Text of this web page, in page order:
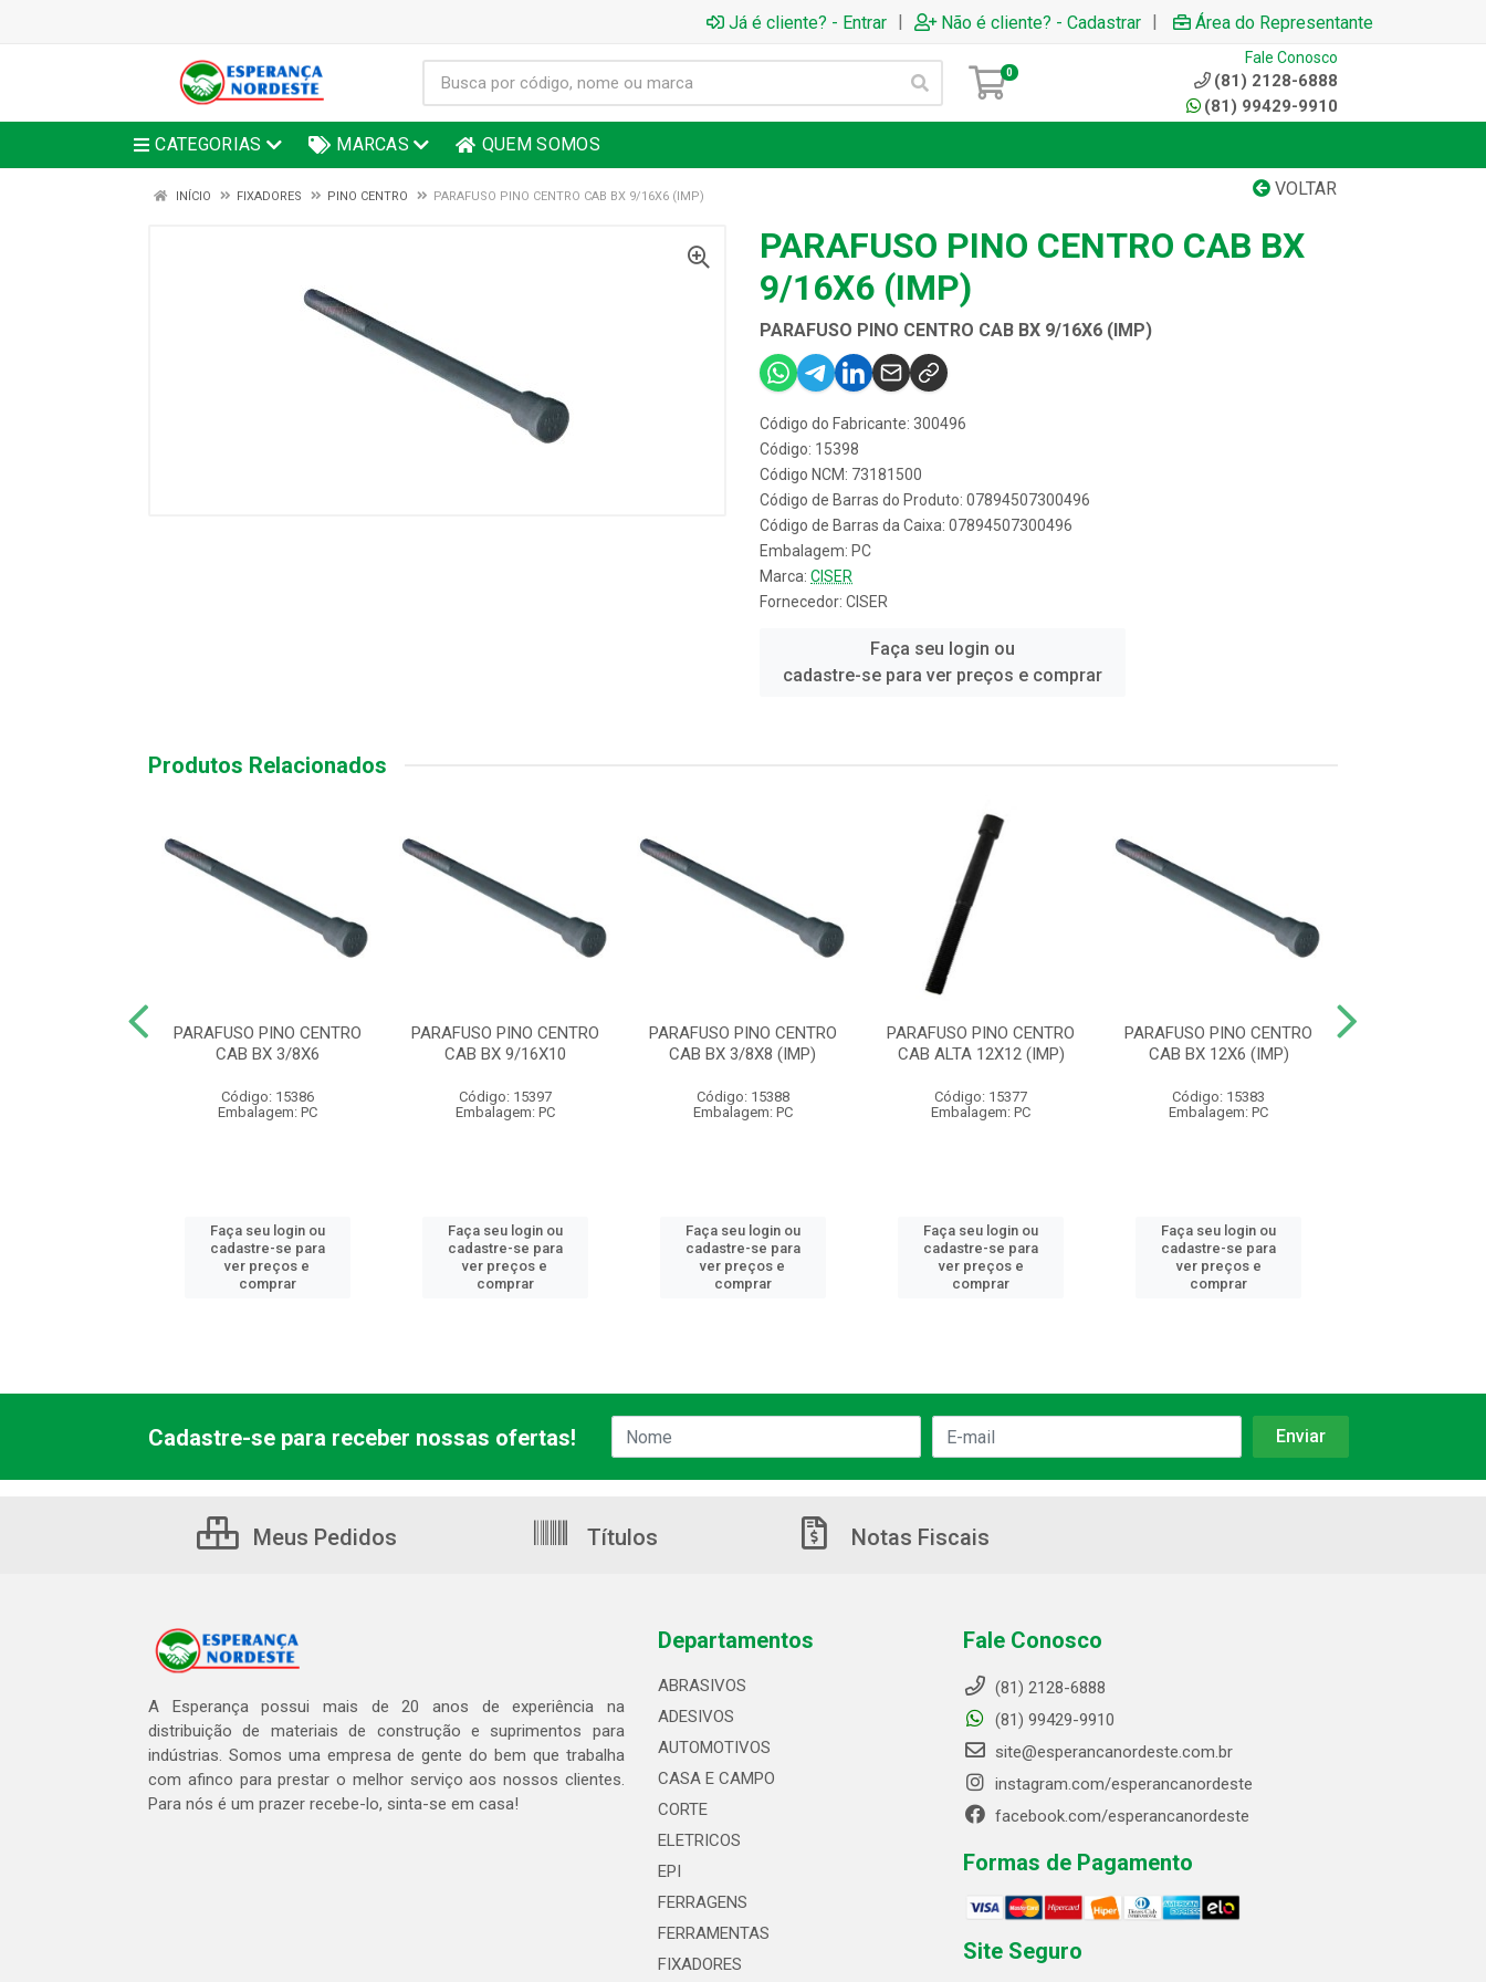
Já é cliente? - Entrar | Não é cliente? - Cadastrar | Área do Representante
0
Fale Conosco
(81) 2128-6888
(81) 99429-9910
CATEGORIAS MARCAS QUEM SOMOS
VOLTAR
INÍCIO FIXADORES PINO CENTRO PARAFUSO PINO CENTRO CAB BX 9/16X6 (IMP)
PARAFUSO PINO CENTRO CAB BX
9/16X6 (IMP)
PARAFUSO PINO CENTRO CAB BX 9/16X6 (IMP)
Código do Fabricante: 300496
Código: 15398
Código NCM: 73181500
Código de Barras do Produto: 07894507300496
Código de Barras da Caixa: 07894507300496
Embalagem: PC
Marca: CISER
Fornecedor: CISER
Faça seu login ou
cadastre-se para ver preços e comprar
Produtos Relacionados
PARAFUSO PINO CENTRO
CAB BX 3/8X6
Código: 15386
Embalagem: PC
Faça seu login ou
cadastre-se para
ver preços e
comprar
PARAFUSO PINO CENTRO
CAB BX 9/16X10
Código: 15397
Embalagem: PC
Faça seu login ou
cadastre-se para
ver preços e
comprar
PARAFUSO PINO CENTRO
CAB BX 3/8X8 (IMP)
Código: 15388
Embalagem: PC
Faça seu login ou
cadastre-se para
ver preços e
comprar
PARAFUSO PINO CENTRO
CAB ALTA 12X12 (IMP)
Código: 15377
Embalagem: PC
Faça seu login ou
cadastre-se para
ver preços e
comprar
PARAFUSO PINO CENTRO
CAB BX 12X6 (IMP)
Código: 15383
Embalagem: PC
Faça seu login ou
cadastre-se para
ver preços e
comprar
Cadastre-se para receber nossas ofertas!
Meus Pedidos Títulos Notas Fiscais
A Esperança possui mais de 20 anos de experiência na
distribuição de materiais de construção e suprimentos para
indústrias. Somos uma empresa de gente do bem que trabalha
com afinco para prestar o melhor serviço aos nossos clientes.
Para nós é um prazer recebe-lo, sinta-se em casa!
Departamentos
ABRASIVOS
ADESIVOS
AUTOMOTIVOS
CASA E CAMPO
CORTE
ELETRICOS
EPI
FERRAGENS
FERRAMENTAS
FIXADORES
Fale Conosco
(81) 2128-6888
(81) 99429-9910
site@esperancanordeste.com.br
instagram.com/esperancanordeste
facebook.com/esperancanordeste
Formas de Pagamento
Site Seguro